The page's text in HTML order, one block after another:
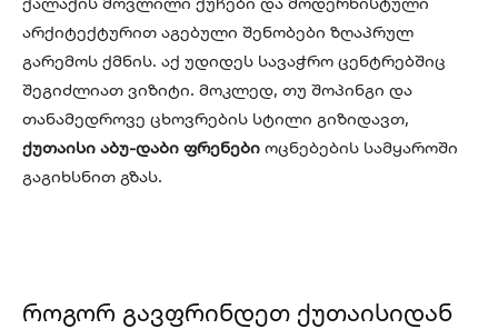
არქიტექტურით აგებული შენობები ზღაპრულ
გარემოს ქმნის. აქ უდიდეს სავაჭრო ცენტრებშიც
შეგიძლიათ ვიზიტი. მოკლედ, თუ შოპინგი და
თანამედროვე ცხოვრების სტილი გიზიდავთ,
ქუთაისი აბუ-დაბი ფრენები ოცნებების სამყაროში
გაგიხსნით გზას.
როგორ გავფრინდეთ ქუთაისიდან